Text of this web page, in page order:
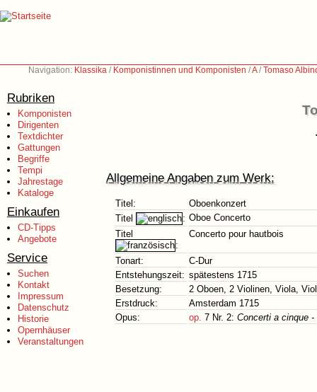
Navigation: Klassika / Komponistinnen und Komponisten /A/Tomaso
Rubriken
Komponisten
Dirigenten
Textdichter
Gattungen
Begriffe
Tempi
Jahrestage
Kataloge
Einkaufen
CD-Tipps
Angebote
Service
Suchen
Kontakt
Impressum
Datenschutz
Historie
Opernhäuser
Veranstaltungen
Allgemeine Angaben zum Werk:
Titel:
Oboenkonzert
Titel
: Oboe Concerto
Titel
:
Concerto pour hautbois
Tonart:
C-Dur
Entstehungszeit: spätestens 1715
Besetzung:
2 Oboen, 2 Violinen, Viola,
Erstdruck:
Amsterdam 1715
Opus:
op. 7 Nr. 2: Concerti a cinque -